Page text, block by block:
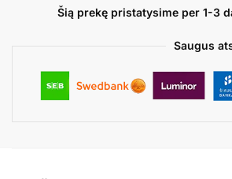
Šią prekę pristatysime per 1-3
Saugus